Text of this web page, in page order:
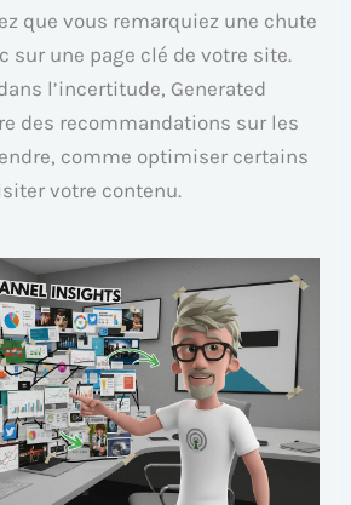
que vous remarquiez une chute
sur une page clé de votre site.
l’incertitude, Generated
des recommandations sur les
comme optimiser certains
votre contenu.